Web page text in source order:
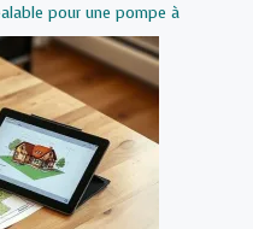
pour une pompe à